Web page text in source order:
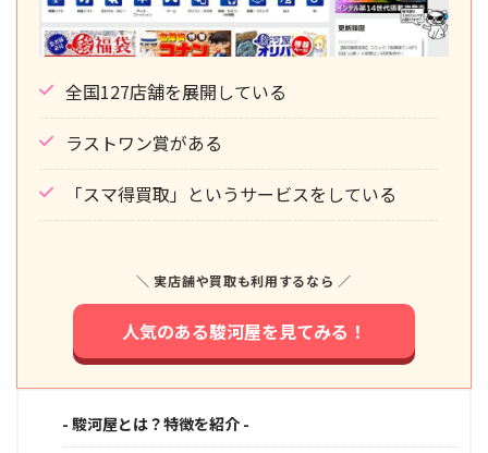
全国127店舗を展開している
ラストワン賞がある
「スマ得買取」というサービスをしている
＼ 実店舗や買取も利用するなら ／
人気のある駿河屋を見てみる！
- 駿河屋とは？特徴を紹介 -